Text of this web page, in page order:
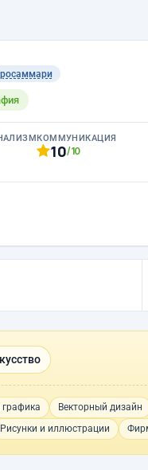
КОММУНИКАЦИЯ
10/10
графика Векторный дизайн
Рисунки и иллюстрации